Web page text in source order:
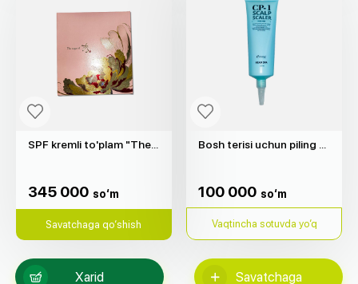
Xarid Savatchaga
SPF kremli to'plam "The Saga of Xiu"
345 000 so‘m
Savatchaga qo‘shish
Bosh terisi uchun piling "Head Spa" (250ml)
100 000 so‘m
Vaqtincha sotuvda yo‘q